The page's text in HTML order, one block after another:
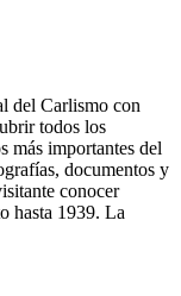
del Carlismo con
todos los
más importantes del
documentos y
conocer
hasta 1939. La